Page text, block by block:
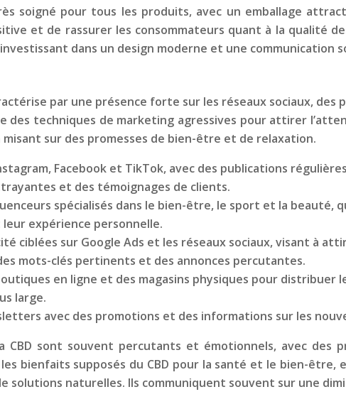
soigné pour tous les produits, avec un emballage
et de rassurer les consommateurs quant à la qualité
dans un design moderne et une communication
par une présence forte sur les réseaux sociaux,
des techniques de marketing agressives pour attirer
misant sur des promesses de bien-être et de relaxation.
Facebook et TikTok, avec des publications
et des témoignages de clients.
spécialisés dans le bien-être, le sport et la beauté,
expérience personnelle.
ciblées sur Google Ads et les réseaux sociaux, visant à
mots-clés pertinents et des annonces percutantes.
en ligne et des magasins physiques pour distribuer
large.
avec des promotions et des informations sur les
sont souvent percutants et émotionnels, avec des
bienfaits supposés du CBD pour la santé et le bien-être,
solutions naturelles. Ils communiquent souvent sur une